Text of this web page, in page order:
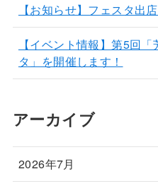
【お知らせ】フェスタ出
【イベント情報】第5回
タ」を開催します！
アーカイブ
2026年7月